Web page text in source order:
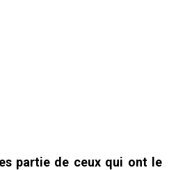
partie de ceux qui ont le